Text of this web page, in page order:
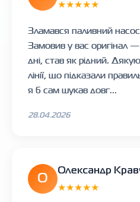
★★★★★
Зламався паливний
Замовив у вас оригінал
дні, став як рідний.
лінії, що підказали
я б сам шукав довг...
28.04.2026
О
Олександр
★★★★★